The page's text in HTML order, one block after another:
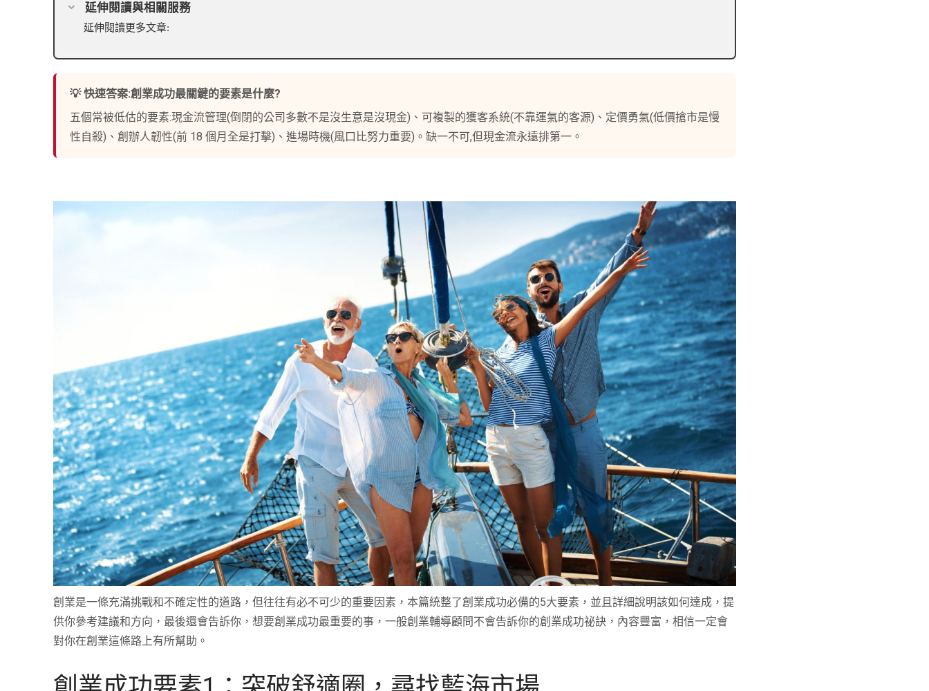
延伸閱讀與相關服務
延伸閱讀更多文章:
💡 快速答案:創業成功最關鍵的要素是什麼?
五個常被低估的要素:現金流管理(倒閉的公司多數不是沒生意是沒現金)、可複製的獲客系統(不靠運氣的客源)、定價勇氣(低價搶市是慢
性自殺)、創辦人韌性(前 18 個月全是打擊)、進場時機(風口比努力重要)。缺一不可,但現金流永遠排第一。
創業是一條充滿挑戰和不確定性的道路，但往往有必不可少的重要因素，本篇統整了創業成功必備的5大要素，並且詳細說明該如何達成，提
供你參考建議和方向，最後還會告訴你，想要創業成功最重要的事，一般創業輔導顧問不會告訴你的創業成功祕訣，內容豐富，相信一定會
對你在創業這條路上有所幫助。